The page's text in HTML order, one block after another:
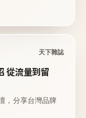
天下雜誌
從流量到留
，分享台灣品牌